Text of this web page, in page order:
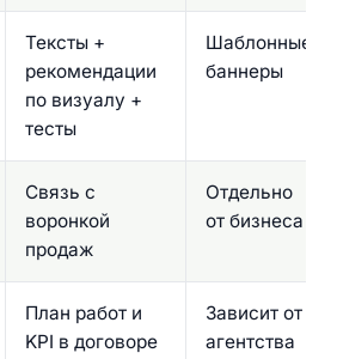
Тексты +
рекомендации
по визуалу +
тесты
Шаблонные
баннеры
Связь с
воронкой
продаж
Отдельно
от бизнеса
План работ и
KPI в договоре
Зависит от
агентства